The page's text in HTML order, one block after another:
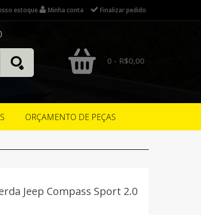
estoque Minha conta Finalizar pedido
0 - R$0,00
ORÇAMENTO DE PEÇAS
Jeep Compass Sport 2.0